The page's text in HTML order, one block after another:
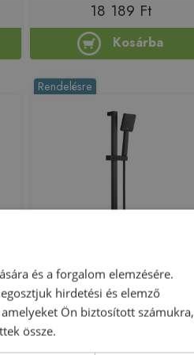
18 189 Ft
Kosárba
Rendelésre
funkciós, matt fekete AU-31-
Z04-G
és a forgalom elemzésére.
hirdetési és elemző
Ön biztosított számukra,
össze.